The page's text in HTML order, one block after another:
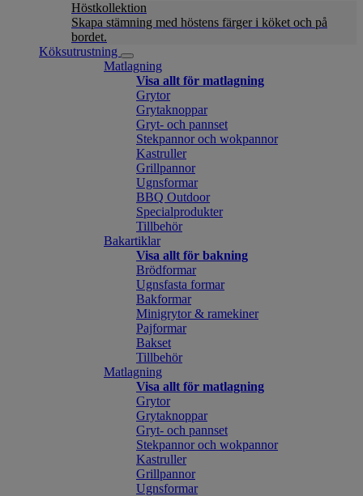
Höstkollektion
Skapa stämning med höstens färger i köket och på
bordet.
Köksutrustning
Matlagning
Visa allt för matlagning
Grytor
Grytaknoppar
Gryt- och pannset
Stekpannor och wokpannor
Kastruller
Grillpannor
Ugnsformar
BBQ Outdoor
Specialprodukter
Tillbehör
Bakartiklar
Visa allt för bakning
Brödformar
Ugnsfasta formar
Bakformar
Minigrytor & ramekiner
Pajformar
Bakset
Tillbehör
Matlagning
Visa allt för matlagning
Grytor
Grytaknoppar
Gryt- och pannset
Stekpannor och wokpannor
Kastruller
Grillpannor
Ugnsformar